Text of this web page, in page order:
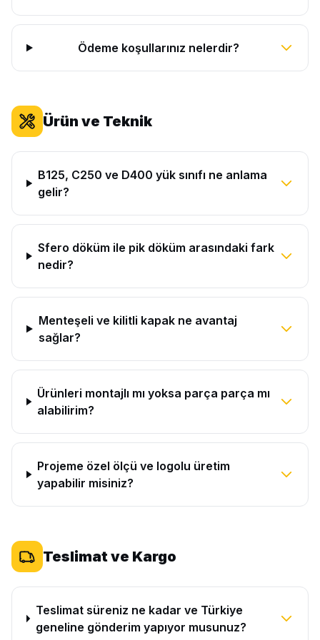
Ödeme koşullarınız nelerdir?
Ürün ve Teknik
B125, C250 ve D400 yük sınıfı ne anlama
gelir?
Sfero döküm ile pik döküm arasındaki fark
nedir?
Menteşeli ve kilitli kapak ne avantaj
sağlar?
Ürünleri montajlı mı yoksa parça parça mı
alabilirim?
Projeme özel ölçü ve logolu üretim
yapabilir misiniz?
Teslimat ve Kargo
Teslimat süreniz ne kadar ve Türkiye
geneline gönderim yapıyor musunuz?